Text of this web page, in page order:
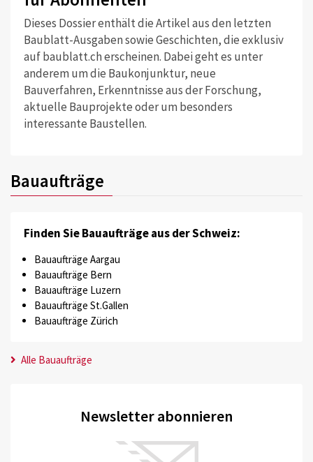
Dieses Dossier enthält die Artikel aus den letzten
Baublatt-Ausgaben sowie Geschichten, die exklusiv
auf baublatt.ch erscheinen. Dabei geht es unter
anderem um die Baukonjunktur, neue
Bauverfahren, Erkenntnisse aus der Forschung,
aktuelle Bauprojekte oder um besonders
interessante Baustellen.
Bauaufträge
Finden Sie Bauaufträge aus der Schweiz:
Bauaufträge Aargau
Bauaufträge Bern
Bauaufträge Luzern
Bauaufträge St.Gallen
Bauaufträge Zürich
Alle Bauaufträge
Newsletter abonnieren